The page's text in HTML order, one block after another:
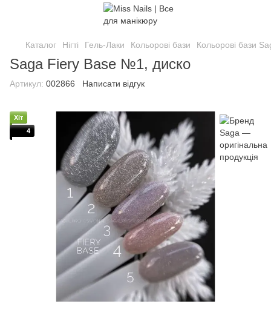
Каталог Нігті Гель-Лаки Кольорові бази Кольорові бази
Saga Fiery Base №1, диско
Артикул: 002866 Написати відгук
Хіт
4